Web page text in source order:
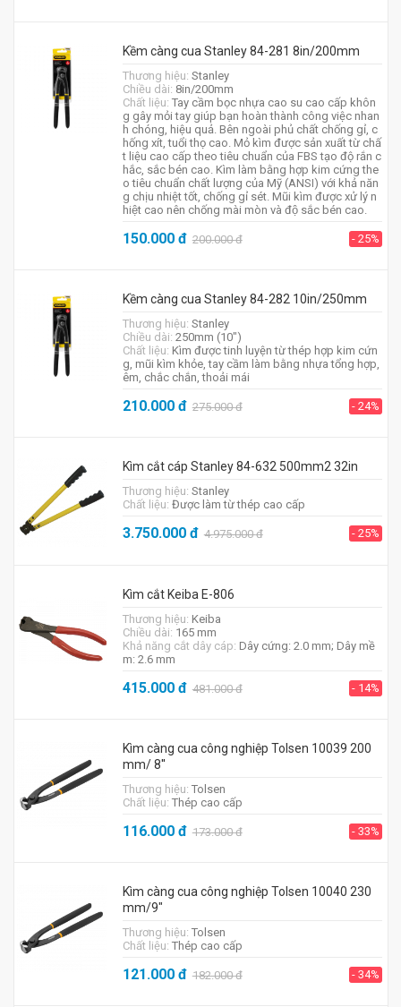
Kềm càng cua Stanley 84-281 8in/200mm
Thương hiệu: Stanley
Chiều dài: 8in/200mm
Chất liệu: Tay cầm bọc nhựa cao su cao cấp khôn
g gây mỏi tay giúp bạn hoàn thành công việc nhan
h chóng, hiệu quả. Bên ngoài phủ chất chống gỉ, c
hống xít, tuổi thọ cao. Mỏ kìm được sản xuất từ chấ
t liệu cao cấp theo tiêu chuẩn của FBS tạo độ rắn c
hắc, sắc bén cao. Kìm làm bằng hợp kim cứng the
o tiêu chuẩn chất lượng của Mỹ (ANSI) với khả năn
g chịu nhiệt tốt, chống gỉ sét. Mũi kìm được xử lý n
hiệt cao nên chống mài mòn và độ sắc bén cao.
150.000đ 200.000đ - 25%
Kềm càng cua Stanley 84-282 10in/250mm
Thương hiệu: Stanley
Chiều dài: 250mm (10")
Chất liệu: Kìm được tinh luyện từ thép hợp kim cứn
g, mũi kìm khỏe, tay cầm làm bằng nhựa tổng hợp,
êm, chắc chắn, thoải mái
210.000đ 275.000đ - 24%
Kìm cắt cáp Stanley 84-632 500mm2 32in
Thương hiệu: Stanley
Chất liệu: Được làm từ thép cao cấp
3.750.000đ 4.975.000đ - 25%
Kìm cắt Keiba E-806
Thương hiệu: Keiba
Chiều dài: 165 mm
Khả năng cắt dây cáp: Dây cứng: 2.0 mm; Dây mề
m: 2.6 mm
415.000đ 481.000đ - 14%
Kìm càng cua công nghiệp Tolsen 10039 200
mm/ 8''
Thương hiệu: Tolsen
Chất liệu: Thép cao cấp
116.000đ 173.000đ - 33%
Kìm càng cua công nghiệp Tolsen 10040 230
mm/9"
Thương hiệu: Tolsen
Chất liệu: Thép cao cấp
121.000đ 182.000đ - 34%